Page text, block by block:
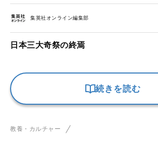
集英社オンライン編集部
日本三大奇祭の終焉
続きを読む
教養・カルチャー